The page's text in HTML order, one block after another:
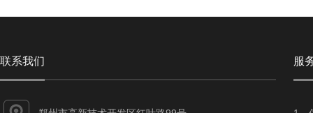
联系我们 服